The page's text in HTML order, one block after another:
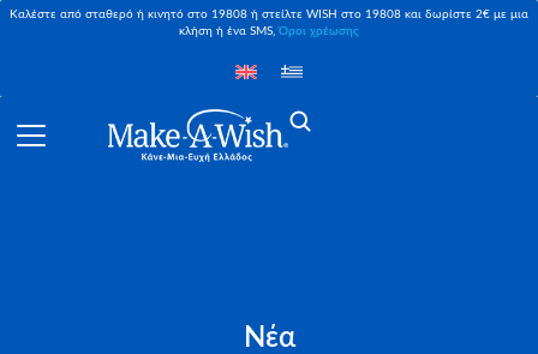
Καλέστε από σταθερό ή κινητό στο 19808 ή στείλτε WISH στο 19808 και δωρίστε 2€ με μια
κλήση ή ένα SMS,Όροι χρέωσης
Νέα